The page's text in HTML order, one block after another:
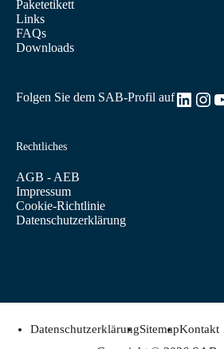
Paketetikett
Links
FAQs
Downloads
Rechtliches
AGB - AEB
Impressum
Cookie-Richtlinie
Datenschutzerklärung
Folgen Sie dem SAB-Profil auf
DatenschutzerklärungSitemapKontakt